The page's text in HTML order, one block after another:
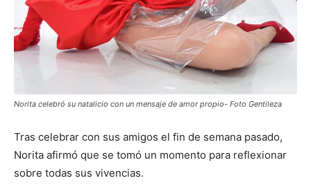
Norita celebró su natalicio con un mensaje de amor propio- Foto Gentileza
Tras celebrar con sus amigos el fin de semana pasado,
Norita afirmó que se tomó un momento para reflexionar
sobre todas sus vivencias.